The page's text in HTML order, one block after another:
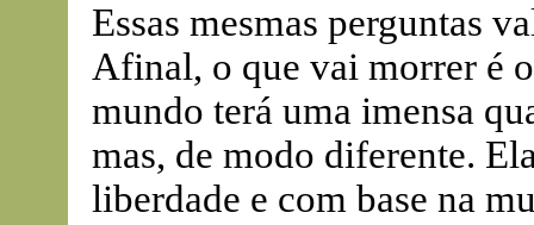
Essas mesmas perguntas
Afinal, o que vai morrer é
mundo terá uma imensa
mas, de modo diferente.
liberdade e com base na